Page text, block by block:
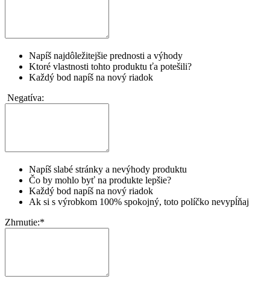
Napíš najdôležitejšie prednosti a výhody
Ktoré vlastnosti tohto produktu ťa potešili?
Každý bod napíš na nový riadok
Negatíva:
Napíš slabé stránky a nevýhody produktu
Čo by mohlo byť na produkte lepšie?
Každý bod napíš na nový riadok
Ak si s výrobkom 100% spokojný, toto políčko nevypĺňaj
Zhrnutie:*